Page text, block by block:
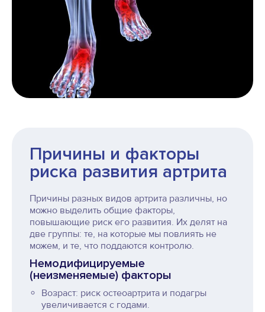
Причины и факторы
риска развития артрита
Причины разных видов артрита различны, но
можно выделить общие факторы,
повышающие риск его развития. Их делят на
две группы: те, на которые мы повлиять не
можем, и те, что поддаются контролю.
Немодифицируемые
(неизменяемые) факторы
Возраст: риск остеоартрита и подагры
увеличивается с годами.